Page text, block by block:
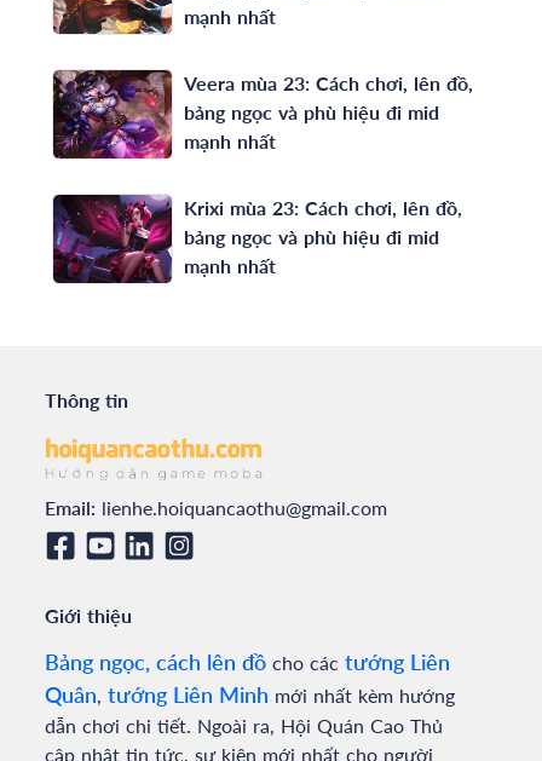
mạnh nhất
Veera mùa 23: Cách chơi, lên đồ,
bảng ngọc và phù hiệu đi mid
mạnh nhất
Krixi mùa 23: Cách chơi, lên đồ,
bảng ngọc và phù hiệu đi mid
mạnh nhất
Thông tin
Email: lienhe.hoiquancaothu@gmail.com
Giới thiệu
Bảng ngọc, cách lên đồ cho các tướng Liên
Quân tướng Liên Minh mới nhất kèm hướng
dẫn chơi chi tiết. Ngoài ra, Hội Quán Cao Thủ
cập nhật tin tức, sự kiện mới nhất cho người